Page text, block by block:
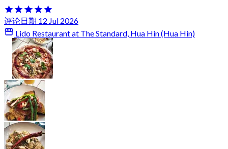
评论日期 12 Jul 2026
Lido Restaurant at The Standard, Hua Hin (Hua Hin)